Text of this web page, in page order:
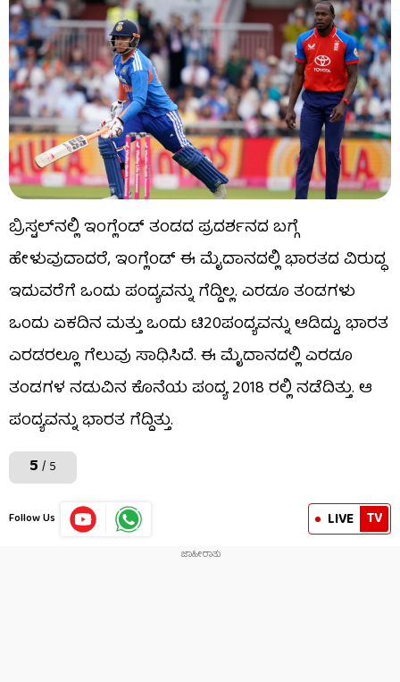
ಬ್ರಿಸ್ಟಲ್​ನಲ್ಲಿ ಇಂಗ್ಲೆಂಡ್ ತಂಡದ ಪ್ರದರ್ಶನದ ಬಗ್ಗೆ
ಹೇಳುವುದಾದರೆ, ಇಂಗ್ಲೆಂಡ್ ಈ ಮೈದಾನದಲ್ಲಿ ಭಾರತದ ವಿರುದ್ಧ
ಇದುವರೆಗೆ ಒಂದು ಪಂದ್ಯವನ್ನು ಗೆದ್ದಿಲ್ಲ. ಎರಡೂ ತಂಡಗಳು
ಒಂದು ಏಕದಿನ ಮತ್ತು ಒಂದು ಟಿ20ಪಂದ್ಯವನ್ನು ಆಡಿದ್ದು, ಭಾರತ
ಎರಡರಲ್ಲೂ ಗೆಲುವು ಸಾಧಿಸಿದೆ. ಈ ಮೈದಾನದಲ್ಲಿ ಎರಡೂ
ತಂಡಗಳ ನಡುವಿನ ಕೊನೆಯ ಪಂದ್ಯ 2018 ರಲ್ಲಿ ನಡೆದಿತ್ತು. ಆ
ಪಂದ್ಯವನ್ನು ಭಾರತ ಗೆದ್ದಿತ್ತು.
5 / 5
Follow Us LIVE TV